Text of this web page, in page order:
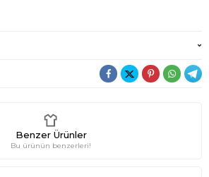
Benzer Ürünler
Bu ürünün benzerleri!